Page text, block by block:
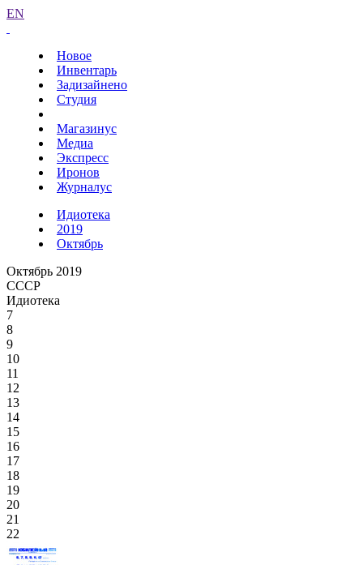
EN
Новое
Инвентарь
Задизайнено
Студия
Магазинус
Медиа
Экспресс
Иронов
Журналус
Идиотека
2019
Октябрь
Октябрь 2019
СССР
Идиотека
7
8
9
10
11
12
13
14
15
16
17
18
19
20
21
22